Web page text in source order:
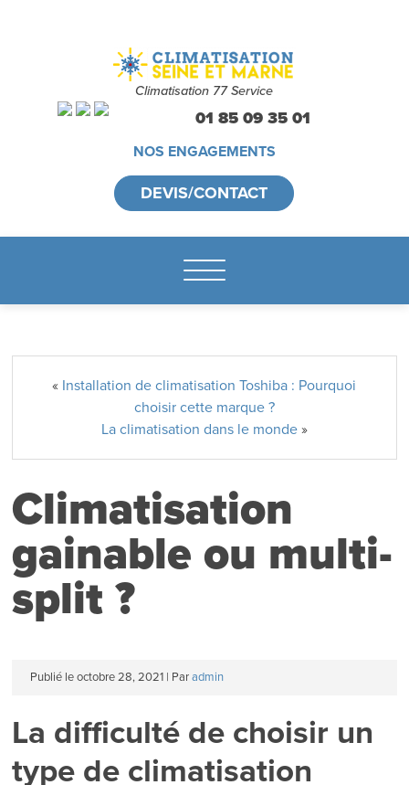
Climatisation 77 Service
01 85 09 35 01
NOS ENGAGEMENTS
DEVIS/CONTACT
« Installation de climatisation Toshiba : Pourquoi
choisir cette marque ?
La climatisation dans le monde»
Climatisation
gainable ou multi-
split ?
Publié le octobre 28, 2021 | Par admin
La difficulté de choisir un
type de climatisation